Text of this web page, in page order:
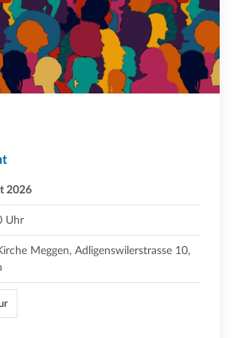
2026
Uhr
Meggen, Adligenswilerstrasse 10,